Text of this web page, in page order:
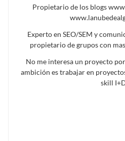
Propietario de los blogs
Experto en SEO/SEM y
propietario de grupos con
No me interesa un proyecto
ambición es trabajar en
skill